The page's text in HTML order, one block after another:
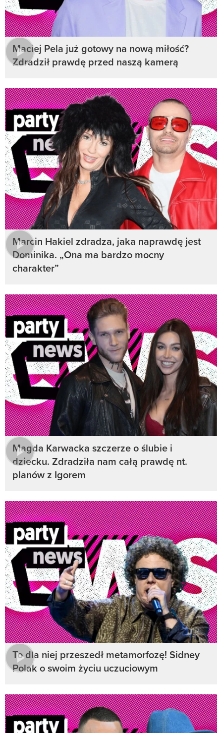
Maciej Pela już gotowy na nową miłość?
Zdradził prawdę przed naszą kamerą
Marcin Hakiel zdradza, jaka naprawdę jest
Dominika. „Ona ma bardzo mocny
charakter”
Magda Karwacka szczerze o ślubie i
dziecku. Zdradziła nam całą prawdę nt.
planów z Igorem
To dla niej przeszedł metamorfozę! Sidney
Polak o swoim życiu uczuciowym